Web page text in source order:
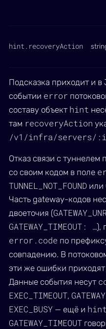
hint.recoveryAction
Подсказка приходит и в
событии error
составу объект hint
там recoveryAction
/v1/infra/servers/
Отказ связи с
со своим кодом в поле
TUNNEL_NOT_FOUND или
Часть gateway-кодов
двоеточия (
GATEWAY_TIMEOUT: …),
error.code по
совпадению. В
эти же ошибки
Данные события несут
EXEC_TIMEOUT,
EXEC_BUSY — ещё и hint
GATEWAY_TIMEOUT